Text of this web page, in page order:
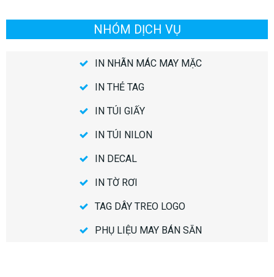
NHÓM DỊCH VỤ
IN NHÃN MÁC MAY MẶC
IN THẺ TAG
IN TÚI GIẤY
IN TÚI NILON
IN DECAL
IN TỜ RƠI
TAG DÂY TREO LOGO
PHỤ LIỆU MAY BÁN SẴN